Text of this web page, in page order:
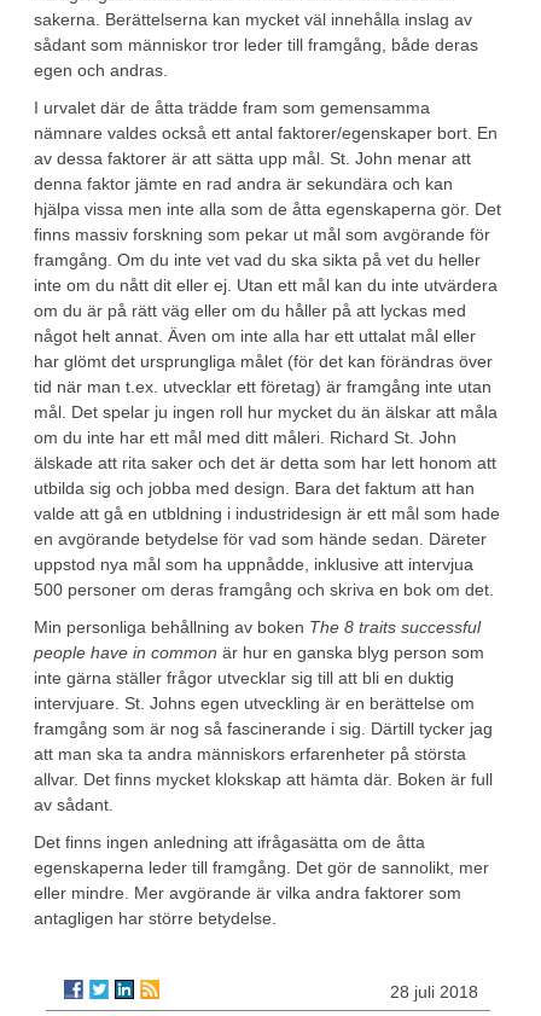
sakerna. Berättelserna kan mycket väl innehålla inslag av
sådant som människor tror leder till framgång, både deras
egen och andras.
I urvalet där de åtta trädde fram som gemensamma
nämnare valdes också ett antal faktorer/egenskaper bort. En
av dessa faktorer är att sätta upp mål. St. John menar att
denna faktor jämte en rad andra är sekundära och kan
hjälpa vissa men inte alla som de åtta egenskaperna gör. Det
finns massiv forskning som pekar ut mål som avgörande för
framgång. Om du inte vet vad du ska sikta på vet du heller
inte om du nått dit eller ej. Utan ett mål kan du inte utvärdera
om du är på rätt väg eller om du håller på att lyckas med
något helt annat. Även om inte alla har ett uttalat mål eller
har glömt det ursprungliga målet (för det kan förändras över
tid när man t.ex. utvecklar ett företag) är framgång inte utan
mål. Det spelar ju ingen roll hur mycket du än älskar att måla
om du inte har ett mål med ditt måleri. Richard St. John
älskade att rita saker och det är detta som har lett honom att
utbilda sig och jobba med design. Bara det faktum att han
valde att gå en utbldning i industridesign är ett mål som hade
en avgörande betydelse för vad som hände sedan. Däreter
uppstod nya mål som ha uppnådde, inklusive att intervjua
500 personer om deras framgång och skriva en bok om det.
Min personliga behållning av boken The 8 traits successful
people have in common är hur en ganska blyg person som
inte gärna ställer frågor utvecklar sig till att bli en duktig
intervjuare. St. Johns egen utveckling är en berättelse om
framgång som är nog så fascinerande i sig. Därtill tycker jag
att man ska ta andra människors erfarenheter på största
allvar. Det finns mycket klokskap att hämta där. Boken är full
av sådant.
Det finns ingen anledning att ifrågasätta om de åtta
egenskaperna leder till framgång. Det gör de sannolikt, mer
eller mindre. Mer avgörande är vilka andra faktorer som
antagligen har större betydelse.
28 juli 2018